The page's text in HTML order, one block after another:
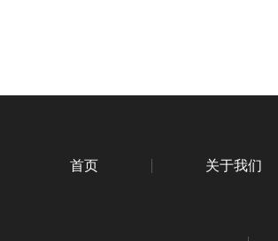
首页 关于我们